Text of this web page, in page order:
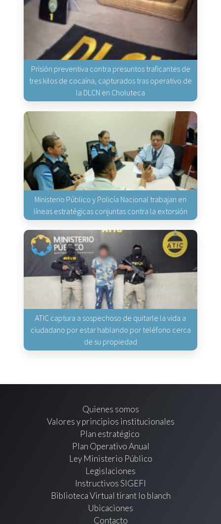
Prisión preventiva contra presuntos traficantes de
tres kilos de cocaína, capturados tras operativo de
la DLCN en Choluteca
Ministerio Público y Policía Nacional trabajan en
líneas estratégicas conjuntas contra la extorsión
ATIC captura a sospechoso de quitarle la vida a
ciudadano por estar hablando por teléfono cerca
de su propiedad
Quienes somos
Valores y principios institucionales
Plan estratégico
Plan Operativo Anual
Ley Ministerio Público
Legislaciones
Instructivos SIGEFI
Biblioteca Virtual tirant lo blanch
Ubicaciones
Contacto